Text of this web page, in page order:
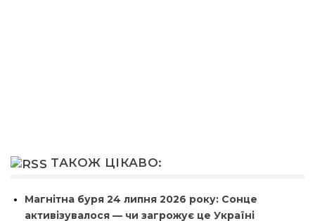
ТАКОЖ ЦІКАВО:
Магнітна буря 24 липня 2026 року: Сонце
активізувалося — чи загрожує це Україні